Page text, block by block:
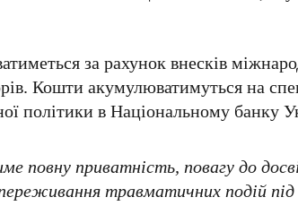
за рахунок внесків
. Кошти акумулюватимуться на
політикивНаціональному банку
повну приватність, повагу до
травматичних подій під